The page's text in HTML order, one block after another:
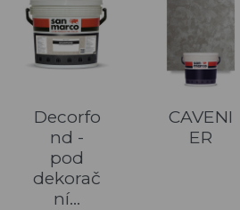
Decorfo
nd -
pod
dekorač
ní...
CAVENI
ER